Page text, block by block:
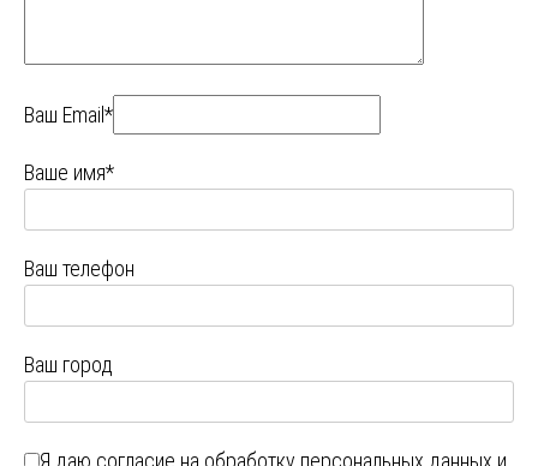
Ваш Email*
Ваше имя*
Ваш телефон
Ваш город
Я даю согласие на обработку персональных данных и